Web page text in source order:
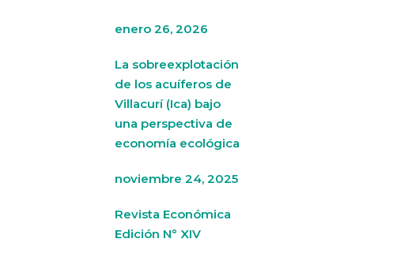
enero 26, 2026
La sobreexplotación
de los acuíferos de
Villacurí (Ica) bajo
una perspectiva de
economía ecológica
noviembre 24, 2025
Revista Económica
Edición N° XIV